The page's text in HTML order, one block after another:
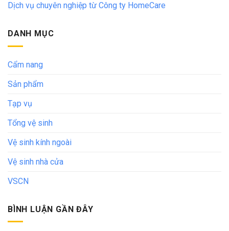
Dịch vụ chuyên nghiệp từ Công ty HomeCare
DANH MỤC
Cẩm nang
Sản phẩm
Tạp vụ
Tổng vệ sinh
Vệ sinh kính ngoài
Vệ sinh nhà cửa
VSCN
BÌNH LUẬN GẦN ĐÂY